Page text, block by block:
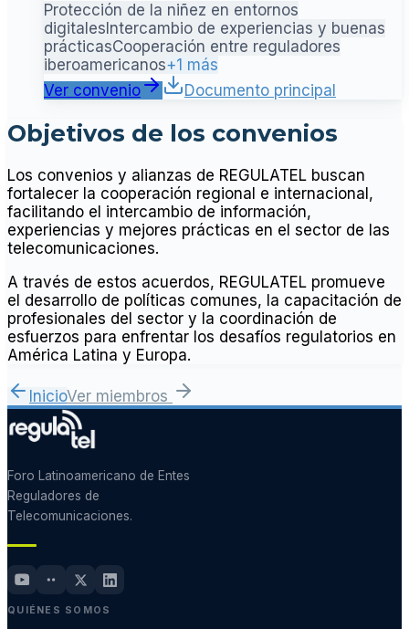
Protección de la niñez en entornos
digitales Intercambio de experiencias y buenas
prácticasCooperación entre reguladores
iberoamericanos+1 más
Ver convenio
Documento principal
Objetivos de los convenios
Los convenios y alianzas de REGULATEL buscan
fortalecer la cooperación regional e internacional,
facilitando el intercambio de información,
experiencias y mejores prácticas en el sector de las
telecomunicaciones.
A través de estos acuerdos, REGULATEL promueve
el desarrollo de políticas comunes, la capacitación de
profesionales del sector y la coordinación de
esfuerzos para enfrentar los desafíos regulatorios en
América Latina y Europa.
InicioVer miembros
Foro Latinoamericano de Entes
Reguladores de
Telecomunicaciones.
QUIÉNES SOMOS